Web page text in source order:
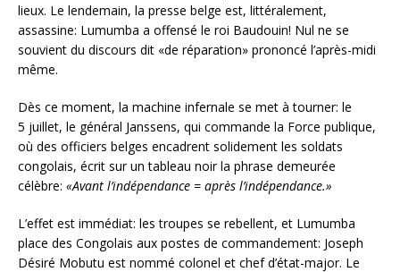
lieux. Le lendemain, la presse belge est, littéralement,
assassine: Lumumba a offensé le roi Baudouin! Nul ne se
souvient du discours dit «de réparation» prononcé l’après-midi
même.
Dès ce moment, la machine infernale se met à tourner: le
5 juillet, le général Janssens, qui commande la Force publique,
où des officiers belges encadrent solidement les soldats
congolais, écrit sur un tableau noir la phrase demeurée
célèbre: «Avant l’indépendance = après l’indépendance.»
L’effet est immédiat: les troupes se rebellent, et Lumumba
place des Congolais aux postes de commandement: Joseph
Désiré Mobutu est nommé colonel et chef d’état-major. Le